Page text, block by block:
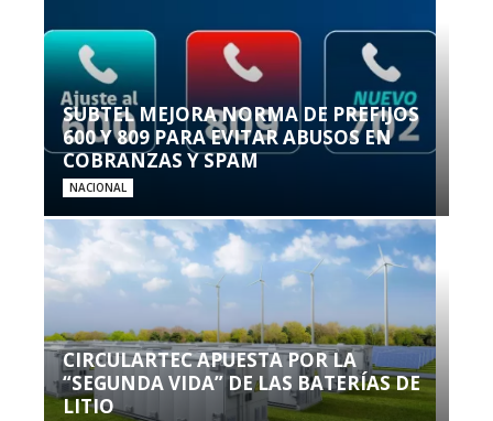
SUBTEL MEJORA NORMA DE PREFIJOS
600 Y 809 PARA EVITAR ABUSOS EN
COBRANZAS Y SPAM
NACIONAL
CIRCULARTEC APUESTA POR LA
“SEGUNDA VIDA” DE LAS BATERÍAS DE
LITIO